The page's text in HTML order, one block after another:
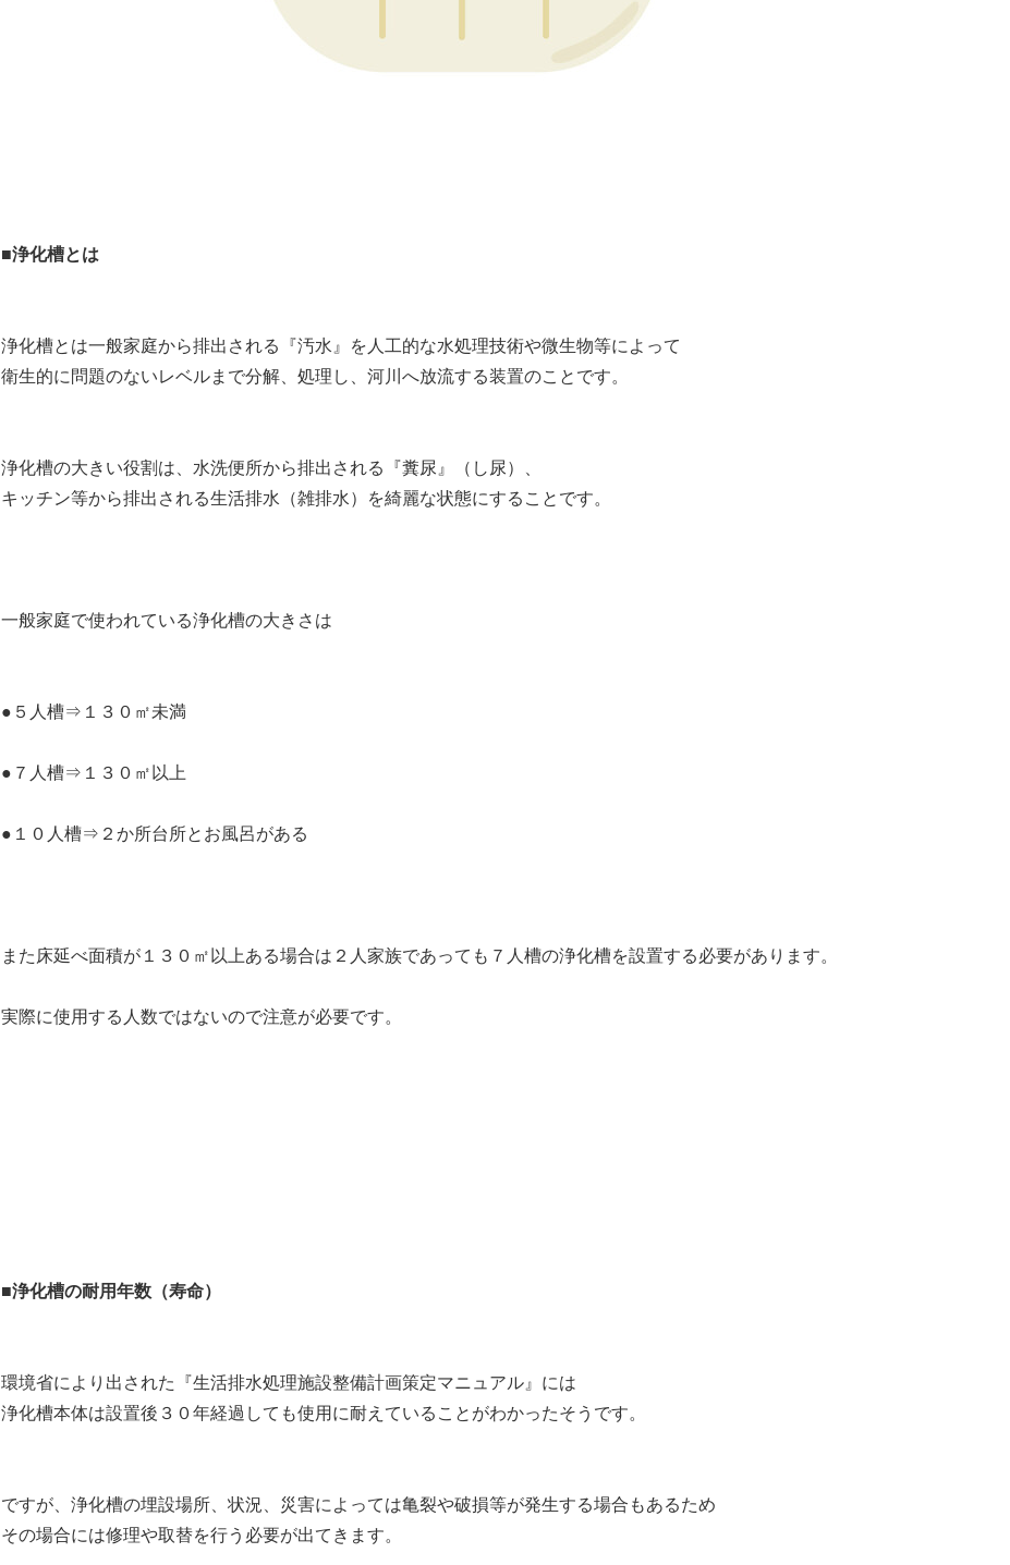
■浄化槽とは
浄化槽とは一般家庭から排出される『汚水』を人工的な水処理技術や微生物等によって
衛生的に問題のないレベルまで分解、処理し、河川へ放流する装置のことです。
浄化槽の大きい役割は、水洗便所から排出される『糞尿』（し尿）、
キッチン等から排出される生活排水（雑排水）を綺麗な状態にすることです。
一般家庭で使われている浄化槽の大きさは
●５人槽⇒１３０㎡未満
●７人槽⇒１３０㎡以上
●１０人槽⇒２か所台所とお風呂がある
また床延べ面積が１３０㎡以上ある場合は２人家族であっても７人槽の浄化槽を設置する必要があります。
実際に使用する人数ではないので注意が必要です。
■浄化槽の耐用年数（寿命）
環境省により出された『生活排水処理施設整備計画策定マニュアル』には
浄化槽本体は設置後３０年経過しても使用に耐えていることがわかったそうです。
ですが、浄化槽の埋設場所、状況、災害によっては亀裂や破損等が発生する場合もあるため
その場合には修理や取替を行う必要が出てきます。
安心してご相談ください